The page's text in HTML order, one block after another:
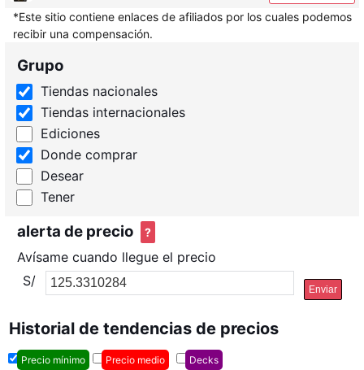
*Este sitio contiene enlaces de afiliados por los cuales podemos
recibir una compensación.
Grupo
Tiendas nacionales
Tiendas internacionales
Ediciones
Donde comprar
Desear
Tener
alerta de precio ?
Avísame cuando llegue el precio
S/
Enviar
Historial de tendencias de precios
Precio mínimo Precio medio Decks